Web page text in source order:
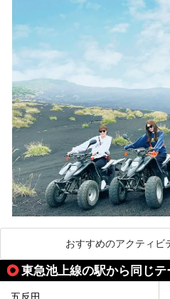
おすすめのアクティビ
東急池上線の駅から同じ